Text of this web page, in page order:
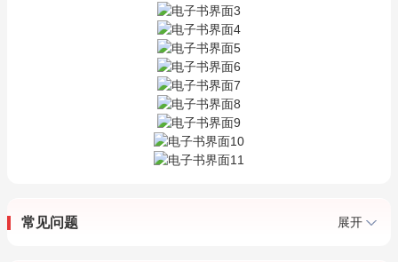
常见问题 展开